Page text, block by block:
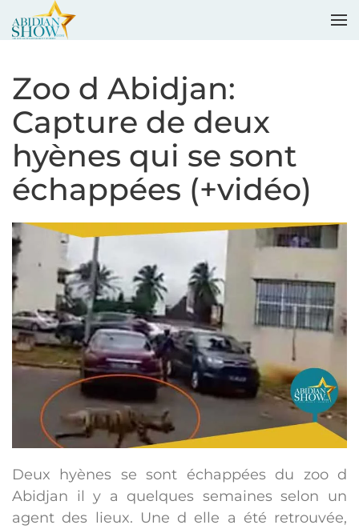
Zoo d Abidjan:
Capture de deux
hyènes qui se sont
échappées (+vidéo)
Deux hyènes se sont échappées du zoo d
Abidjan il y a quelques semaines selon un
agent des lieux. Une d elle a été retrouvée,